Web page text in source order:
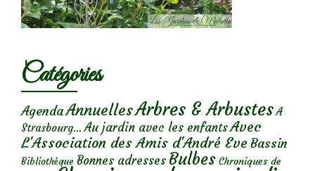
Catégories
AgendaAnnuellesArbres & Arbustes A
Strasbourg... Au jardin avec les enfantsAvec
L'Association des Amis d'André Eve Bassin
Bibliothèque Bonnes adresses Bulbes Chroniques de